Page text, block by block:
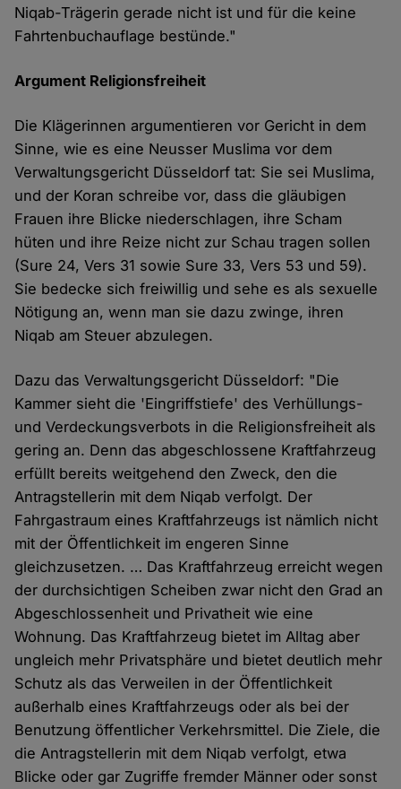
Niqab-Trägerin gerade nicht ist und für die keine
Fahrtenbuchauflage bestünde."
Argument Religionsfreiheit
Die Klägerinnen argumentieren vor Gericht in dem
Sinne, wie es eine Neusser Muslima vor dem
Verwaltungsgericht Düsseldorf tat: Sie sei Muslima,
und der Koran schreibe vor, dass die gläubigen
Frauen ihre Blicke niederschlagen, ihre Scham
hüten und ihre Reize nicht zur Schau tragen sollen
(Sure 24, Vers 31 sowie Sure 33, Vers 53 und 59).
Sie bedecke sich freiwillig und sehe es als sexuelle
Nötigung an, wenn man sie dazu zwinge, ihren
Niqab am Steuer abzulegen.
Dazu das Verwaltungsgericht Düsseldorf: "Die
Kammer sieht die 'Eingriffstiefe' des Verhüllungs-
und Verdeckungsverbots in die Religionsfreiheit als
gering an. Denn das abgeschlossene Kraftfahrzeug
erfüllt bereits weitgehend den Zweck, den die
Antragstellerin mit dem Niqab verfolgt. Der
Fahrgastraum eines Kraftfahrzeugs ist nämlich nicht
mit der Öffentlichkeit im engeren Sinne
gleichzusetzen. … Das Kraftfahrzeug erreicht wegen
der durchsichtigen Scheiben zwar nicht den Grad an
Abgeschlossenheit und Privatheit wie eine
Wohnung. Das Kraftfahrzeug bietet im Alltag aber
ungleich mehr Privatsphäre und bietet deutlich mehr
Schutz als das Verweilen in der Öffentlichkeit
außerhalb eines Kraftfahrzeugs oder als bei der
Benutzung öffentlicher Verkehrsmittel. Die Ziele, die
die Antragstellerin mit dem Niqab verfolgt, etwa
Blicke oder gar Zugriffe fremder Männer oder sonst